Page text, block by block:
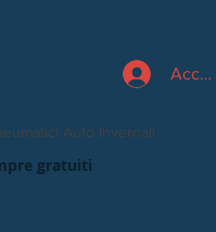
Accedi
Auto Invernali
gratuiti